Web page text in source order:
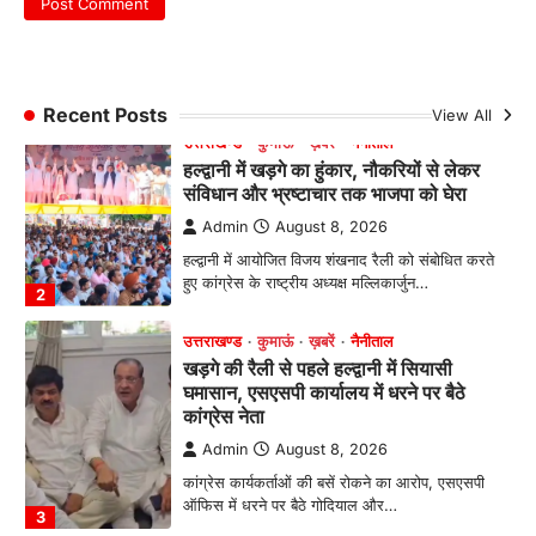
Recent Posts View All
3
उत्तराखण्ड कुमाऊं ख़बरें नैनीताल
खड़गे की रैली से पहले हल्द्वानी में सियासी
घमासान, एसएसपी कार्यालय में धरने पर बैठे
कांग्रेस नेता
Admin August 8, 2026
कांग्रेस कार्यकर्ताओं की बसें रोकने का आरोप, एसएसपी
ऑफिस में धरने पर बैठे गोदियाल और…
4
अल्मोड़ा उत्तराखण्ड कुमाऊं ख़बरें
मानिला देवी मंदिर में श्रीमद्भागवत कथा के चतुर्थ
दिवस धूमधाम से मनाया गया श्रीकृष्ण जन्मोत्सव,
राज्य मंत्री कैलाश पंत ने किया कथा श्रवण
Admin August 6, 2026
रानीखेत। मानिला देवी मंदिर, कमराड़/विनायक क्षेत्र में
आयोजित श्रीमद्भागवत कथा के चतुर्थ दिवस गुरुवार को…